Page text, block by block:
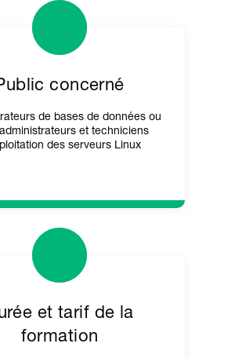
concerné
de bases de données ou
et techniciens
des serveurs Linux
et tarif de la
formation